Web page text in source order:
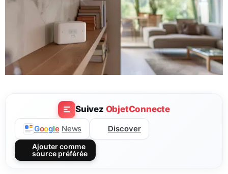
Suivez ObjetConnecte
Google News Discover
Ajouter comme
source préférée